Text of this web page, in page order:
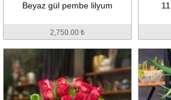
Beyaz gül pembe lilyum
2,750.00 ₺